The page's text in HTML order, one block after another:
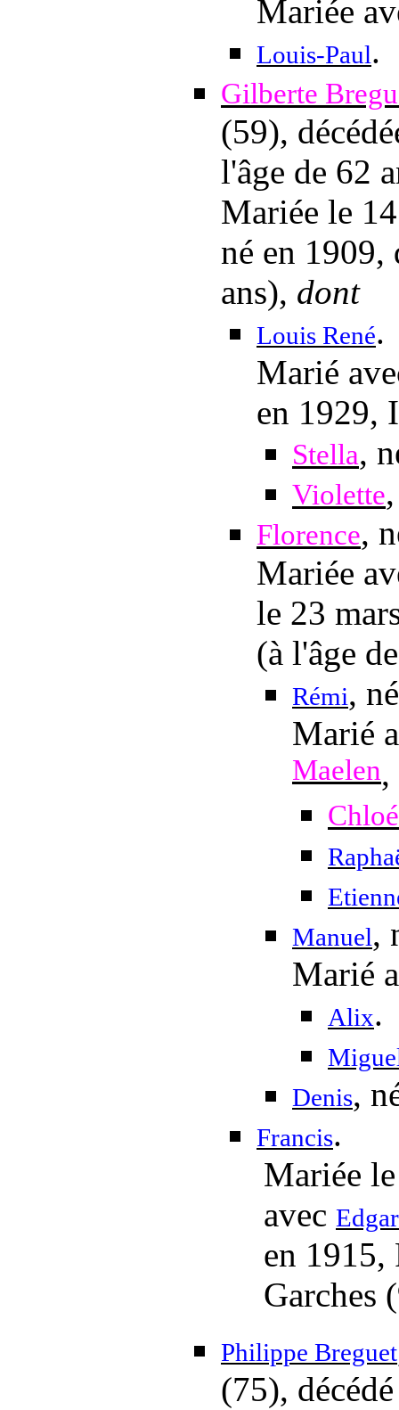
Mariée
Louis-Paul.
Gilberte
(59),
l'âge de 62
Mariée le
né en 1909,
ans), dont
Louis René.
Marié
en 1929,
Stella,
Violette
Florence,
Mariée
le 23
(à l'âge
Rémi,
Marié
Maelen,
Chloé
Manuel,
Marié
Alix.
Denis,
Francis.
Mariée
avec
en 1915,
Garches
Philippe Breguet
(75),